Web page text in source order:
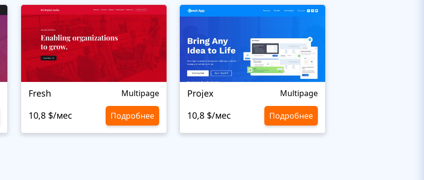
Fresh Multipage
10,8 $/мес Подробнее
Projex Multipage
10,8 $/мес Подробнее